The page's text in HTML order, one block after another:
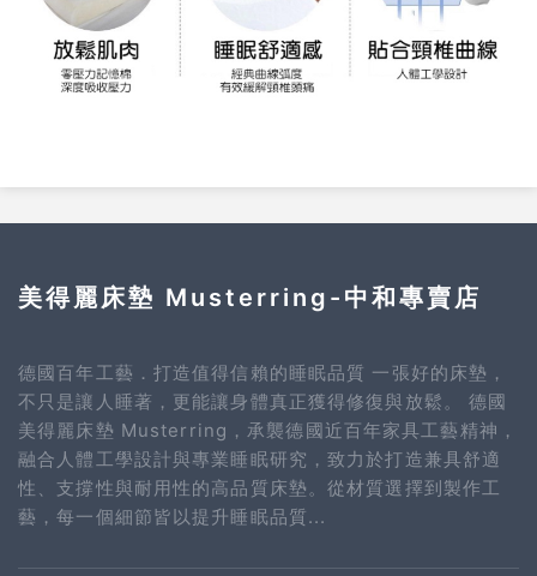
美得麗床墊 Musterring-中和專賣店
德國百年工藝．打造值得信賴的睡眠品質 一張好的床墊，
不只是讓人睡著，更能讓身體真正獲得修復與放鬆。 德國
美得麗床墊 Musterring，承襲德國近百年家具工藝精神，
融合人體工學設計與專業睡眠研究，致力於打造兼具舒適
性、支撐性與耐用性的高品質床墊。從材質選擇到製作工
藝，每一個細節皆以提升睡眠品質...